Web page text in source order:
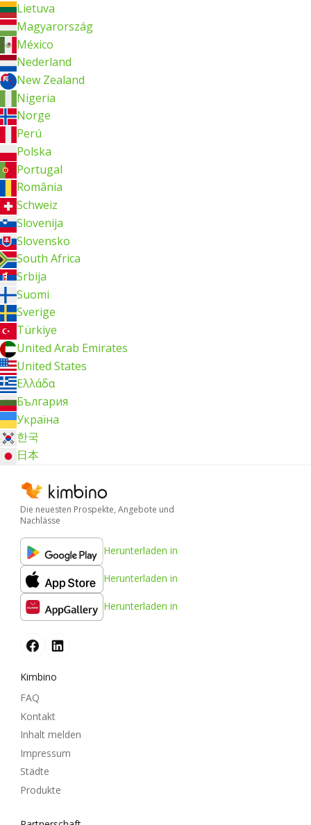
Lietuva
Magyarország
México
Nederland
New Zealand
Nigeria
Norge
Perú
Polska
Portugal
România
Schweiz
Slovenija
Slovensko
South Africa
Srbija
Suomi
Sverige
Türkiye
United Arab Emirates
United States
Ελλάδα
България
Україна
한국
日本
Die neuesten Prospekte, Angebote und
Nachlässe
Herunterladen in
Herunterladen in
Herunterladen in
Kimbino
FAQ
Kontakt
Inhalt melden
Impressum
Städte
Produkte